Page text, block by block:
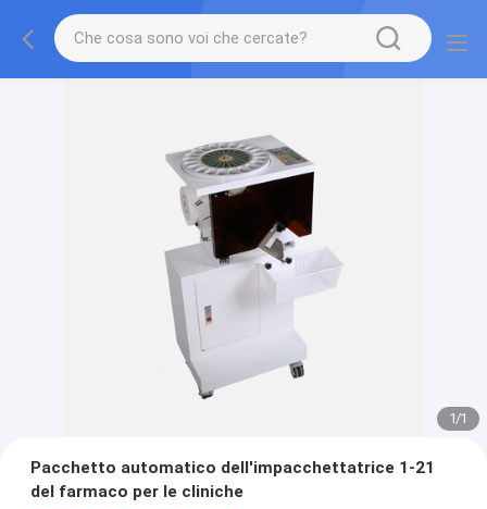
1/1
Pacchetto automatico dell'impacchettatrice 1-21
del farmaco per le cliniche